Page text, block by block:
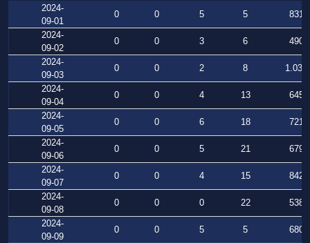
2024-
09-01
0 0 5 5
831
2024-
09-02
0 0 3 6
490
2024-
09-03
0 0 2 8
1.039
2024-
09-04
0 0 4 13
645
2024-
09-05
0 0 6 18
721
2024-
09-06
0 0 5 21
679
2024-
09-07
0 0 4 15
842
2024-
09-08
0 0 0 22
538
2024-
09-09
0 0 5 5
680